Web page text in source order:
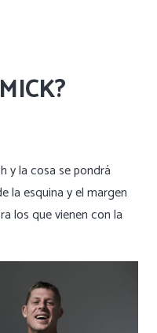
y la cosa se pondrá
la esquina y el margen
los que vienen con la